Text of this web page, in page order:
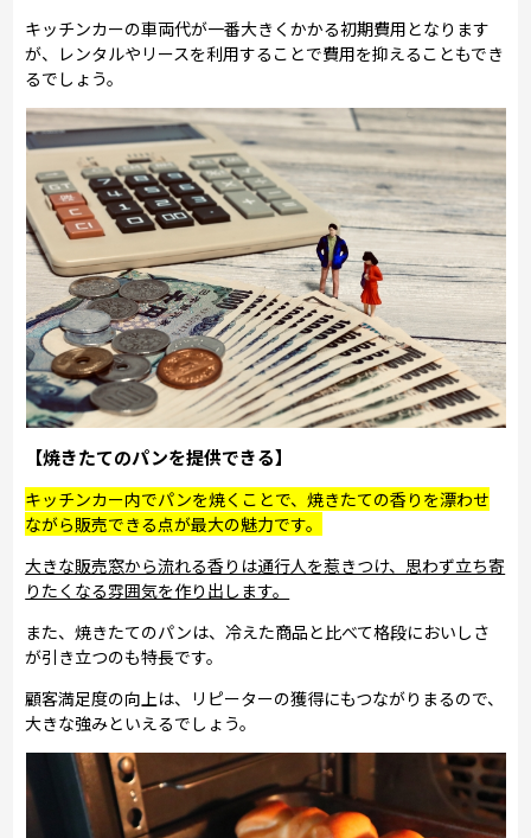
キッチンカーの車両代が一番大きくかかる初期費用となります
が、レンタルやリースを利用することで費用を抑えることもでき
るでしょう。
【焼きたてのパンを提供できる】
キッチンカー内でパンを焼くことで、焼きたての香りを漂わせ
ながら販売できる点が最大の魅力です。
大きな販売窓から流れる香りは通行人を惹きつけ、思わず立ち寄
りたくなる雰囲気を作り出します。
また、焼きたてのパンは、冷えた商品と比べて格段においしさ
が引き立つのも特長です。
顧客満足度の向上は、リピーターの獲得にもつながりまるので、
大きな強みといえるでしょう。